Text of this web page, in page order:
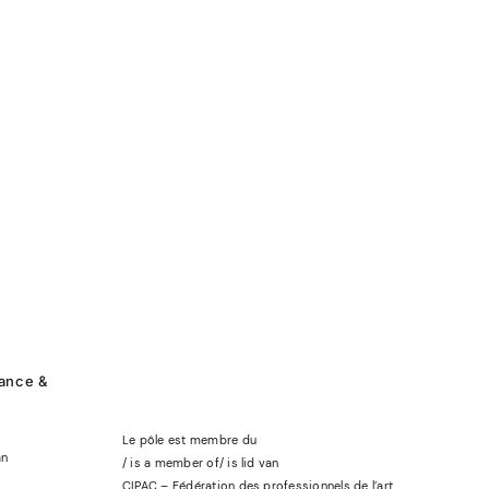
&
Le pôle est membre du
/ is a member of/is lid van
CIPAC – Fédération des professionnels de l’art